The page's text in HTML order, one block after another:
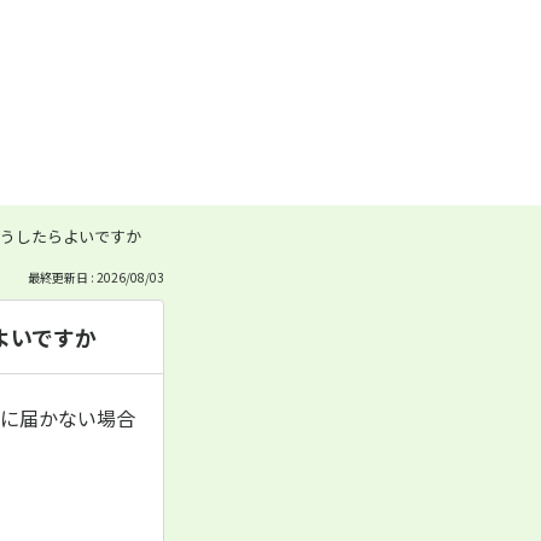
したらよいですか
最終更新日 : 2026/08/03
いですか
届かない場合